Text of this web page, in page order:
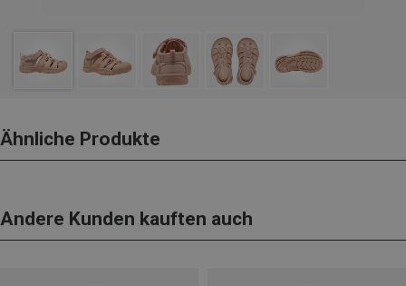
Ähnliche Produkte
Andere Kunden kauften auch